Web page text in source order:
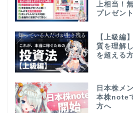
上相当！
プレゼン
【上級編
質を理解
を超える
日本株メ
本株note
方へ